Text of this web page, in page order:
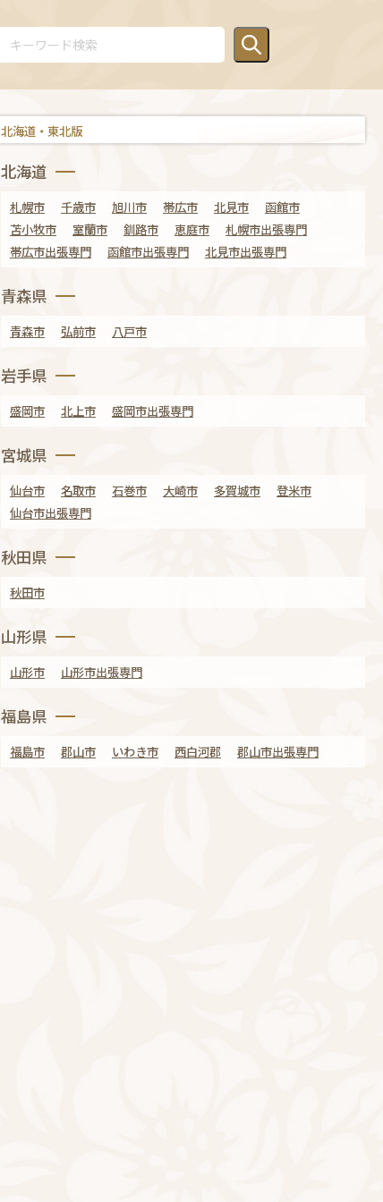
北海道・東北版
北海道
札幌市 千歳市 旭川市 帯広市 北見市
函館市
苫小牧市
室蘭市 釧路市 恵庭市
札幌市出張専門
帯広市出張専門
函館市出張専門 北見市出張専門
青森県
青森市 弘前市 八戸市
岩手県
盛岡市 北上市 盛岡市出張専門
宮城県
仙台市 名取市 石巻市 大崎市 多賀城市
登米市
仙台市出張専門
秋田県
秋田市
山形県
山形市 山形市出張専門
福島県
福島市 郡山市 いわき市 西白河郡 郡山市出張専門